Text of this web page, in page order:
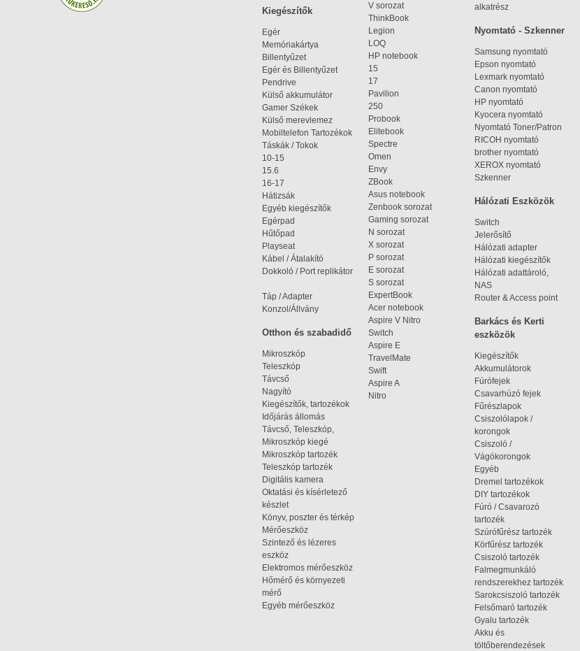
V sorozat
ThinkBook
Legion
LOQ
HP notebook
15
17
Pavilion
250
Probook
Elitebook
Spectre
Omen
Envy
ZBook
Asus notebook
Zenbook sorozat
Gaming sorozat
N sorozat
X sorozat
P sorozat
E sorozat
S sorozat
ExpertBook
Acer notebook
Aspire V Nitro
Switch
Aspire E
TravelMate
Swift
Aspire A
Nitro
alkatrész
Kiegészítők
Egér
Memóriakártya
Billentyűzet
Egér és Billentyűzet
Pendrive
Külső akkumulátor
Gamer Székek
Külső merevlemez
Mobiltelefon Tartozékok
Táskák / Tokok
10-15
15.6
16-17
Hátizsák
Egyéb kiegészítők
Egérpad
Hűtőpad
Playseat
Kábel / Átalakító
Dokkoló / Port replikátor
Táp / Adapter
Konzol/Állvány
Nyomtató - Szkenner
Samsung nyomtató
Epson nyomtató
Lexmark nyomtató
Canon nyomtató
HP nyomtató
Kyocera nyomtató
Nyomtató Toner/Patron
RICOH nyomtató
brother nyomtató
XEROX nyomtató
Szkenner
Hálózati Eszközök
Switch
Jelerősítő
Hálózati adapter
Hálózati kiegészítők
Hálózati adattároló,
NAS
Router & Access point
Barkács és Kerti
eszközök
Kiegészítők
Akkumulátorok
Fúrófejek
Csavarhúzó fejek
Fűrészlapok
Csiszolólapok /
korongok
Csiszoló /
Vágókorongok
Egyéb
Dremel tartozékok
DIY tartozékok
Fúró / Csavarozó
tartozék
Szúrófűrész tartozék
Körfűrész tartozék
Csiszoló tartozék
Falmegmunkáló
rendszerekhez tartozék
Sarokcsiszoló tartozék
Felsőmaró tartozék
Gyalu tartozék
Akku és
töltőberendezések
Otthon és szabadidő
Mikroszkóp
Teleszkóp
Távcső
Nagyító
Kiegészítők, tartozékok
Időjárás állomás
Távcső, Teleszkóp,
Mikroszkóp kiegé
Mikroszkóp tartozék
Teleszkóp tartozék
Digitális kamera
Oktatási és kísérletező
készlet
Könyv, poszter és térkép
Mérőeszköz
Szintező és lézeres
eszköz
Elektromos mérőeszköz
Hőmérő és környezeti
mérő
Egyéb mérőeszköz